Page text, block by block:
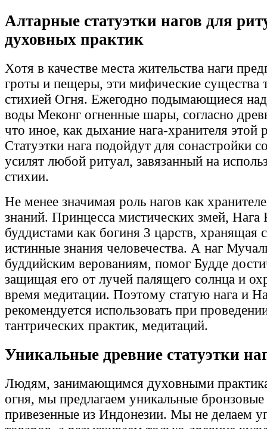
Алтарные статуэтки нагов для
духовных практик
Хотя в качестве места жительства наги
гроты и пещеры, эти мифические существа
стихией Огня. Ежегодно подымающиеся
воды Меконг огненные шары, согласно
что иное, как дыхание нага-хранителя этой
Статуэтки нага подойдут для сонастройки
усилят любой ритуал, завязанный на
стихии.
Не менее значимая роль нагов как
знаний. Принцесса мистических змей, Нага
буддистами как богиня 3 царств, хранящая
истинные знания человечества. А наг
буддийским верованиям, помог Будде
защищая его от лучей палящего солнца и
время медитации. Поэтому статую нага и
рекомендуется использовать при
тантрических практик, медитаций.
Уникальные древние статуэтки
Людям, занимающимся духовными
огня, мы предлагаем уникальные бронзовые
привезенные из Индонезии. Мы не делаем